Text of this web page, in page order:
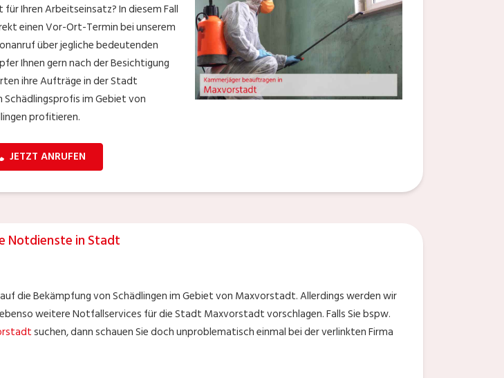
Ihren Arbeitseinsatz? In diesem Fall
einen Vor-Ort-Termin bei unserem
über jegliche bedeutenden
Ihnen gern nach der Besichtigung
ihre Aufträge in der Stadt
im Gebiet von
profitieren.
JETZT ANRUFEN
Notdienste in Stadt
die Bekämpfung von Schädlingen im Gebiet von Maxvorstadt. Allerdings werden wir
weitere Notfallservices für die Stadt Maxvorstadt vorschlagen. Falls Sie bspw.
suchen, dann schauen Sie doch unproblematisch einmal bei der verlinkten Firma